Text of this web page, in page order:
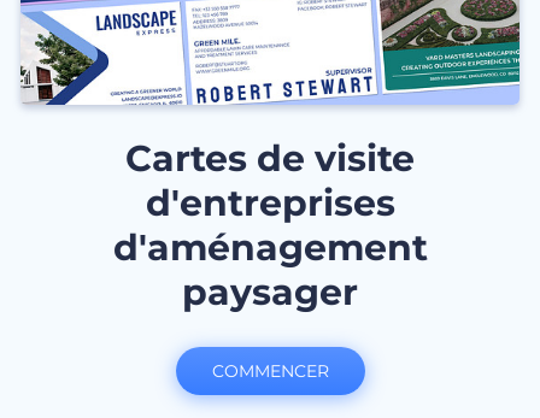
Cartes de visite
d'entreprises
d'aménagement
paysager
COMMENCER